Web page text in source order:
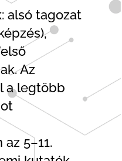
alsó tagozat
Az
a legtöbb
5–11.